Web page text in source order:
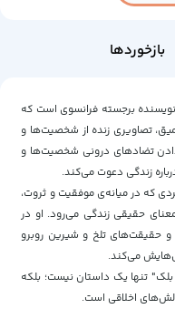
بازخوردها
نویسنده برجسته فرانسوی است که
تصاویری زنده از شخصیت‌ها و
تضادهای درونی شخصیت‌ها و
زندگی دعوت می‌کند.
که در میانه‌ی موفقیت و ثروت،
حقیقی زندگی می‌رود. او در
و حقیقت‌های تلخ و شیرین روبرو
می‌کند.
بلک" تنها یک داستان نیست؛ بلکه
اخلاقی است.